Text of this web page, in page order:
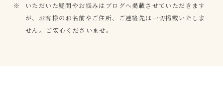
いただいた疑問やお悩みはブログへ掲載させていただきます
が、お客様のお名前やご住所、ご連絡先は一切掲載いたしま
せん。ご安心くださいませ。